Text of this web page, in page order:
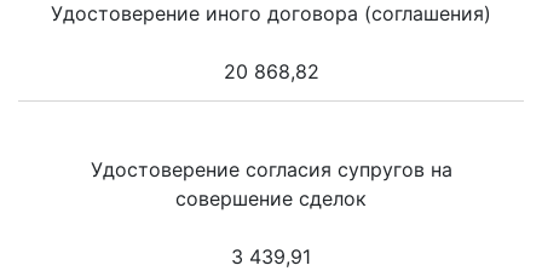
Удостоверение иного договора (соглашения)
20 868,82
Удостоверение согласия супругов на
совершение сделок
3 439,91